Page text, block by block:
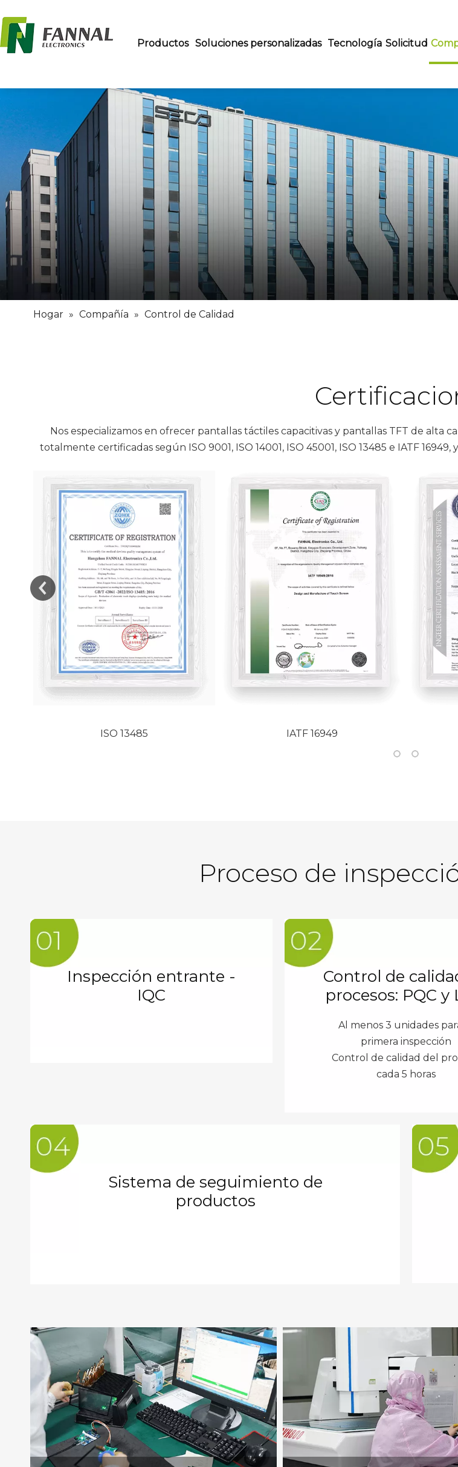
Productos Soluciones personalizadas Tecnología Solicitud
Hogar » Compañía » Control de Calidad
Nos especializamos en ofrecer pantallas táctiles capacitivas y pantallas TFT de alta
totalmente certificadas según ISO 9001, ISO 14001, ISO 45001, ISO 13485 e IATF
Proceso de
Inspección entrante -
IQC
Control de
procesos: PQC y
Al menos 3 unidades
primera inspección
Control de calidad del
cada 5 horas
Sistema de seguimiento de
productos